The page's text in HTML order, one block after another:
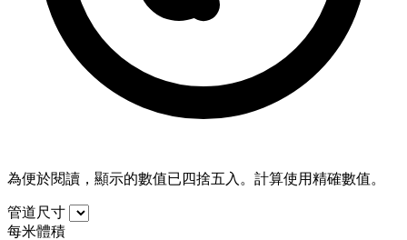
為便於閱讀，顯示的數值已四捨五入。計算使用精確數值。
管道尺寸
每米體積